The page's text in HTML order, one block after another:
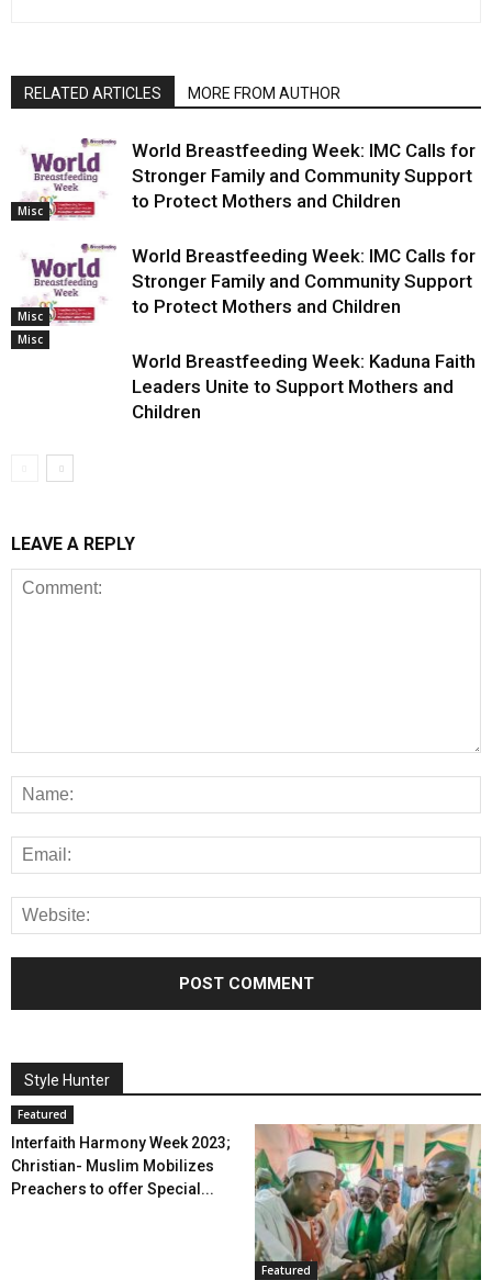
RELATED ARTICLES MORE FROM AUTHOR
Misc
World Breastfeeding Week: IMC Calls for
Stronger Family and Community Support
to Protect Mothers and Children
Misc
World Breastfeeding Week: IMC Calls for
Stronger Family and Community Support
to Protect Mothers and Children
Misc
World Breastfeeding Week: Kaduna Faith
Leaders Unite to Support Mothers and
Children
LEAVE A REPLY
Style Hunter
Featured
Interfaith Harmony Week 2023;
Christian- Muslim Mobilizes
Preachers to offer Special...
Featured